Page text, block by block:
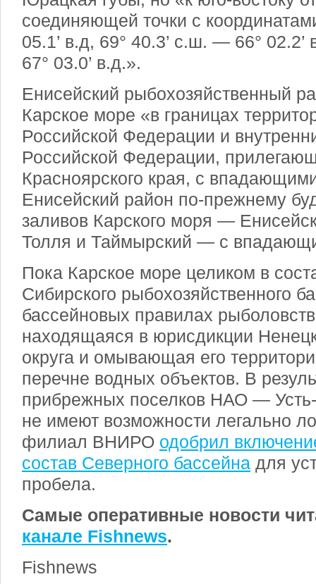
соединяющей точки с
05.1’ в.д, 69° 40.3’ с.ш. — 66°
67° 03.0’ в.д.».
Енисейский рыбохозяйственный
Карское море «в границах
Российской Федерации и
Российской Федерации,
Красноярского края, с
Енисейский район по-прежнему
заливов Карского моря —
Толля и Таймырский — с
Пока Карское море целиком в
Сибирского рыбохозяйственного
бассейновых правилах
находящаяся в юрисдикции
округа и омывающая его
перечне водных объектов. В
прибрежных поселков НАО —
не имеют возможности легально
филиал ВНИРО одобрил
состав Северного бассейна для
пробела.
Самые оперативные новости
канале Fishnews.
Fishnews